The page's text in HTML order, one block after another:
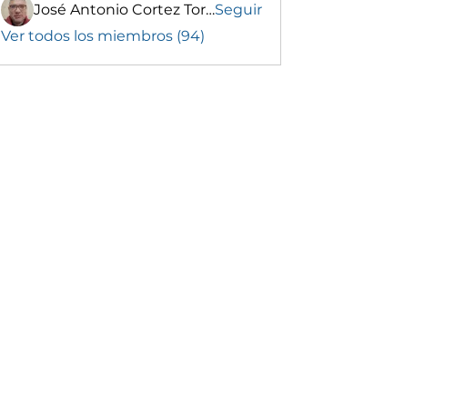
José Antonio Cortez TorrezSeguir
Ver todos los miembros (94)